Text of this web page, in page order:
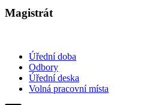
Magistrát
Úřední doba
Odbory
Úřední deska
Volná pracovní místa